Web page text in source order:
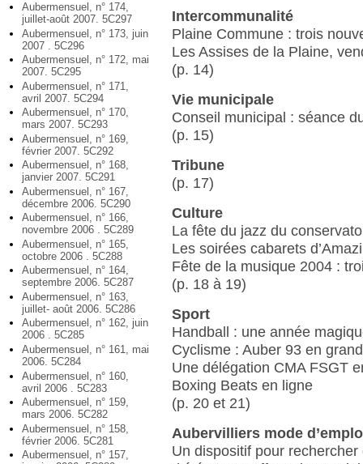
Aubermensuel, n° 174,
juillet-août 2007. 5C297
Aubermensuel, n° 173, juin
2007 . 5C296
Aubermensuel, n° 172, mai
2007. 5C295
Aubermensuel, n° 171,
avril 2007. 5C294
Aubermensuel, n° 170,
mars 2007. 5C293
Aubermensuel, n° 169,
février 2007. 5C292
Aubermensuel, n° 168,
janvier 2007. 5C291
Aubermensuel, n° 167,
décembre 2006. 5C290
Aubermensuel, n° 166,
novembre 2006 . 5C289
Aubermensuel, n° 165,
octobre 2006 . 5C288
Aubermensuel, n° 164,
septembre 2006. 5C287
Aubermensuel, n° 163,
juillet- août 2006. 5C286
Aubermensuel, n° 162, juin
2006 . 5C285
Aubermensuel, n° 161, mai
2006. 5C284
Aubermensuel, n° 160,
avril 2006 . 5C283
Aubermensuel, n° 159,
mars 2006. 5C282
Aubermensuel, n° 158,
février 2006. 5C281
Aubermensuel, n° 157,
Intercommunalité
Plaine Commune : trois
Les Assises de la Plaine,
(p. 14)
Vie municipale
Conseil municipal : séance
(p. 15)
Tribune
(p. 17)
Culture
La fête du jazz du
Les soirées cabarets
Fête de la musique 2004 :
(p. 18 à 19)
Sport
Handball : une année
Cyclisme : Auber 93 en
Une délégation CMA FSGT
Boxing Beats en ligne
(p. 20 et 21)
Aubervilliers mode
Un dispositif pour rechercher